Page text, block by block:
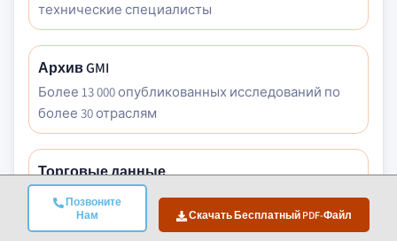
Позвоните
Нам
Скачать Бесплатный PDF-Файл
технические специалисты
Архив GMI
Более 13 000 опубликованных исследований по
более 30 отраслям
Торговые данные
Объёмы импорта/экспорта, коды ТН ВЭД и
таможенные записи